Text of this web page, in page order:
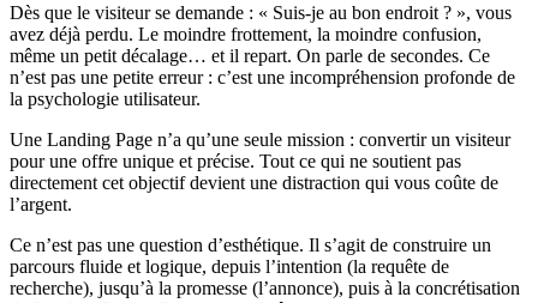
Dès que le visiteur se demande : « Suis-je au bon endroit ? », vous
avez déjà perdu. Le moindre frottement, la moindre confusion,
même un petit décalage… et il repart. On parle de secondes. Ce
n’est pas une petite erreur : c’est une incompréhension profonde de
la psychologie utilisateur.
Une Landing Page n’a qu’une seule mission : convertir un visiteur
pour une offre unique et précise. Tout ce qui ne soutient pas
directement cet objectif devient une distraction qui vous coûte de
l’argent.
Ce n’est pas une question d’esthétique. Il s’agit de construire un
parcours fluide et logique, depuis l’intention (la requête de
recherche), jusqu’à la promesse (l’annonce), puis à la concrétisation